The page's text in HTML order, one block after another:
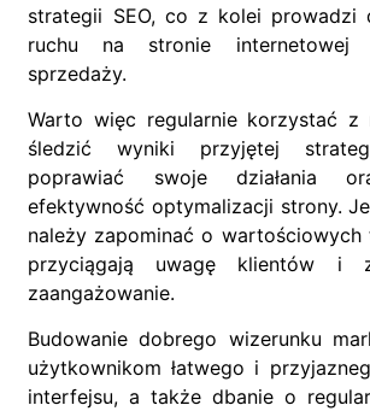
strategii SEO, co z kolei prowadzi
ruchu na stronie internetowej
sprzedaży.
Warto więc regularnie korzystać z
śledzić wyniki przyjętej
poprawiać swoje działania
efektywność optymalizacji strony.
należy zapominać o wartościowych
przyciągają uwagę klientów i
zaangażowanie.
Budowanie dobrego wizerunku
użytkownikom łatwego i
interfejsu, a także dbanie o